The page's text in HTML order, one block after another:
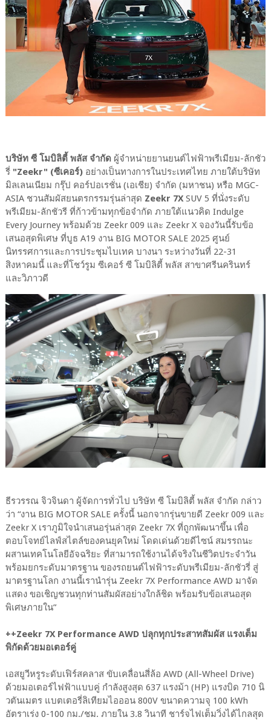
บริษัท ซี โมบิลิตี้ พลัส จำกัดผู้จำหน่ายยานยนต์ไฟฟ้าพรีเมียม-ลักชัว
รี่ "Zeekr" (ซีเคอร์)อย่างเป็นทางการในประเทศไทย ภายใต้บริษัท
มิลเลนเนียม กรุ๊ป คอร์ปอเรชั่น (เอเชีย) จำกัด (มหาชน) หรือ MGC-
ASIA ชวนสัมผัสยนตรกรรมรุ่นล่าสุด Zeekr 7XSUV 5 ที่นั่งระดับ
พรีเมียม-ลักชัวรี ที่ก้าวข้ามทุกข้อจำกัด ภายใต้แนวคิด Indulge
Every Journey พร้อมด้วย Zeekr 009 และ Zeekr X จองวันนี้รับข้อ
เสนอสุดพิเศษ ที่บูธ A19 งาน BIG MOTOR SALE 2025 ศูนย์
นิทรรศการและการประชุมไบเทค บางนา ระหว่างวันที่ 22-31
สิงหาคมนี้ และที่โชว์รูม ซีเคอร์ ซี โมบิลิตี้ พลัส สาขาศรีนครินทร์
และวิภาวดี
ธีรวรรณ จิวจินดา ผู้จัดการทั่วไป บริษัท ซี โมบิลิตี้ พลัส จำกัด กล่าว
ว่า “งาน BIG MOTOR SALE ครั้งนี้ นอกจากรุ่นขายดี Zeekr 009 และ
Zeekr X เราภูมิใจนำเสนอรุ่นล่าสุด Zeekr 7X ที่ถูกพัฒนาขึ้น เพื่อ
ตอบโจทย์ไลฟ์สไตล์ของคนยุคใหม่ โดดเด่นด้วยดีไซน์ สมรรถนะ
ผสานเทคโนโลยีอัจฉริยะ ที่สามารถใช้งานได้จริงในชีวิตประจำวัน
พร้อมยกระดับมาตรฐาน ของรถยนต์ไฟฟ้าระดับพรีเมียม-ลักชัวรี่ สู่
มาตรฐานโลก งานนี้เรานำรุ่น Zeekr 7X Performance AWD มาจัด
แสดง ขอเชิญชวนทุกท่านสัมผัสอย่างใกล้ชิด พร้อมรับข้อเสนอสุด
พิเศษภายใน”
++Zeekr 7X Performance AWD ปลุกทุกประสาทสัมผัส แรงเต็ม
พิกัดด้วยมอเตอร์คู่
เอสยูวีหรูระดับเฟิร์สคลาส ขับเคลื่อนสี่ล้อ AWD (All-Wheel Drive)
ด้วยมอเตอร์ไฟฟ้าแบบคู่ กำลังสูงสุด 637 แรงม้า (HP) แรงบิด 710 นิ
วตันเมตร แบตเตอรี่ลิเทียมไอออน 800V ขนาดความจุ 100 kWh
อัตราเร่ง 0-100 กม./ชม. ภายใน 3.8 วินาที ชาร์จไฟเต็มวิ่งได้ไกลสุด